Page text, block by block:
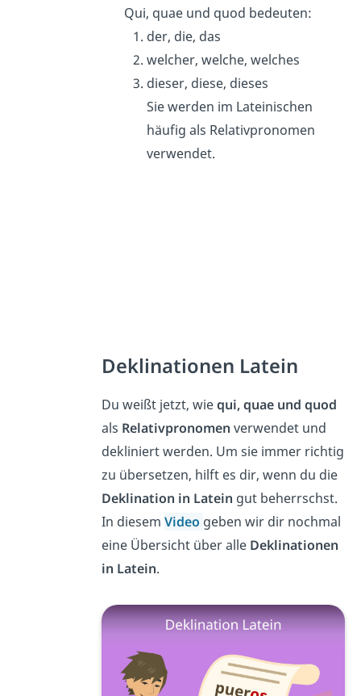
Qui, quae und quod bedeuten:
der, die, das
welcher, welche, welches
dieser, diese, dieses
Sie werden im Lateinischen
häufig als Relativpronomen
verwendet.
Deklinationen Latein
Du weißt jetzt, wiequi, quae und quod
als Relativpronomen verwendet und
dekliniert werden. Um sie immer richtig
zu übersetzen, hilft es dir, wenn du die
Deklination in Latein gut beherrschst.
In diesem Video geben wir dir nochmal
eine Übersicht über alle Deklinationen
in Latein.